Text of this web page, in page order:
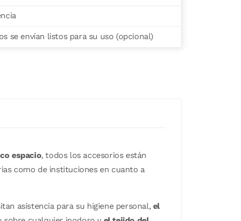
se envían listos para su uso (opcional)
espacio, todos los accesorios están
como de instituciones en cuanto a
asistencia para su higiene personal, el